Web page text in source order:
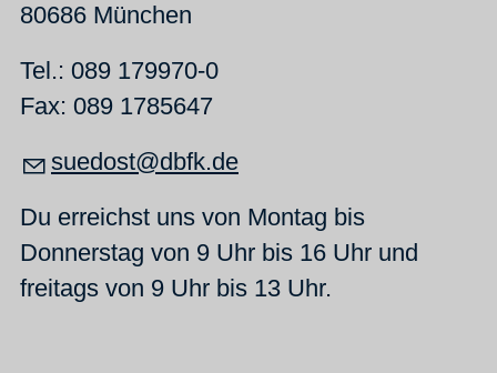
80686 München
Tel.: 089 179970-0
Fax: 089 1785647
suedost@dbfk.de
Du erreichst uns von Montag bis
Donnerstag von 9 Uhr bis 16 Uhr und
freitags von 9 Uhr bis 13 Uhr.